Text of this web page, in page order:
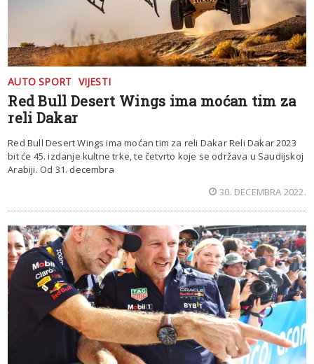
AUTO SPORT VIJESTI
Red Bull Desert Wings ima moćan tim za
reli Dakar
Red Bull Desert Wings ima moćan tim za reli Dakar Reli Dakar 2023
bit će 45. izdanje kultne trke, te četvrto koje se održava u Saudijskoj
Arabiji. Od 31. decembra
30. DECEMBRA 2022.